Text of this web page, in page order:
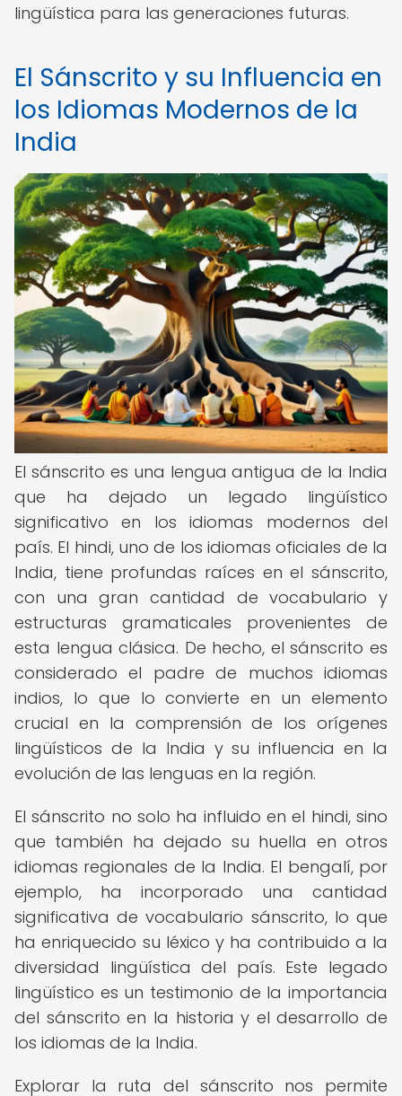
lingüística para las generaciones futuras.
El Sánscrito y su Influencia en
los Idiomas Modernos de la
India
El sánscrito es una lengua antigua de la India
que ha dejado un legado lingüístico
significativo en los idiomas modernos del
país. El hindi, uno de los idiomas oficiales de la
India, tiene profundas raíces en el sánscrito,
con una gran cantidad de vocabulario y
estructuras gramaticales provenientes de
esta lengua clásica. De hecho, el sánscrito es
considerado el padre de muchos idiomas
indios, lo que lo convierte en un elemento
crucial en la comprensión de los orígenes
lingüísticos de la India y su influencia en la
evolución de las lenguas en la región.
El sánscrito no solo ha influido en el hindi, sino
que también ha dejado su huella en otros
idiomas regionales de la India. El bengalí, por
ejemplo, ha incorporado una cantidad
significativa de vocabulario sánscrito, lo que
ha enriquecido su léxico y ha contribuido a la
diversidad lingüística del país. Este legado
lingüístico es un testimonio de la importancia
del sánscrito en la historia y el desarrollo de
los idiomas de la India.
Explorar la ruta del sánscrito nos permite